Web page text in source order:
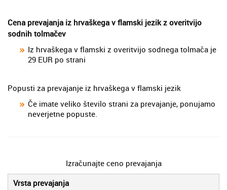
Cena prevajanja iz hrvaškega v flamski jezik z overitvijo
sodnih tolmačev
Iz hrvaškega v flamski z overitvijo sodnega tolmača je
29 EUR po strani
Popusti za prevajanje iz hrvaškega v flamski jezik
Če imate veliko število strani za prevajanje, ponujamo
neverjetne popuste.
Izračunajte ceno prevajanja
Vrsta prevajanja